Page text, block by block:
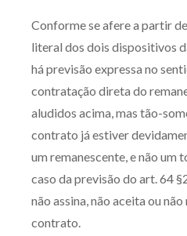
Conforme se afere a partir
literal dos dois dispositivos
há previsão expressa no
contratação direta do
aludidos acima, mas tão-
contrato já estiver
um remanescente, e não um
caso da previsão do art. 64
não assina, não aceita ou
contrato.